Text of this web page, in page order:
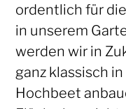
ordentlich für
in unserem
werden wir in
ganz klassisch
Hochbeet